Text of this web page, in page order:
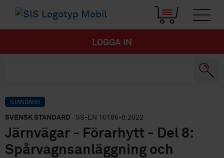
LOGGA IN
STANDARD
SVENSK STANDARD · SS-EN 16186-8:2022
Järnvägar - Förarhytt - Del 8:
Spårvagnsanläggning och